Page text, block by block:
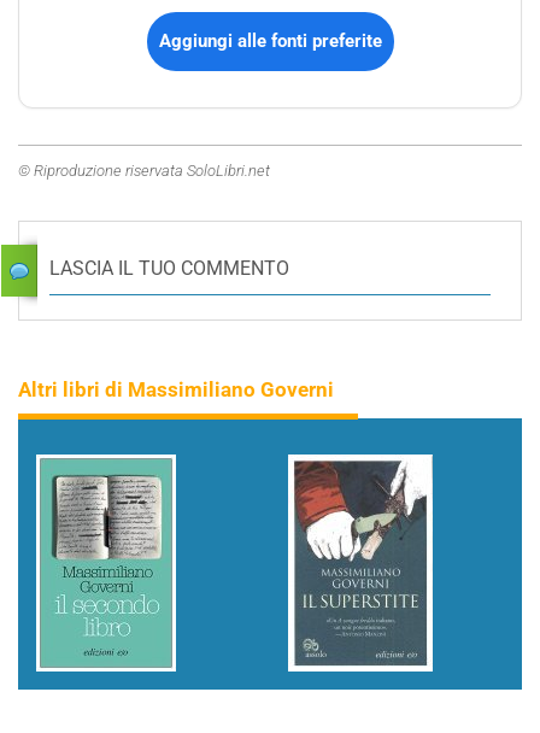
Aggiungi alle fonti preferite
© Riproduzione riservata SoloLibri.net
LASCIA IL TUO COMMENTO
Altri libri di Massimiliano Governi